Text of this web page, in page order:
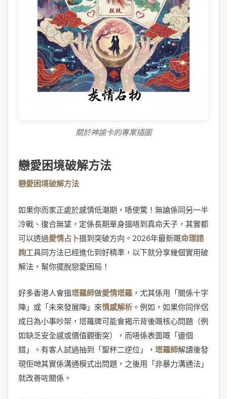
關於神諭卡的專業插圖
戀愛困境破解方法
戀愛困境破解方法
如果你而家正處於感情低潮期，唔使驚！無論係同另一半
冷戰、復合無望，定係長期單身搵唔到真命天子，其實都
可以透過愛情占卜搵到突破方向。2026年最新嘅命理諮
詢工具同方法已經進化到好精準，以下就分享幾個實用破
解法，幫你擺脫戀愛困局！
好多香港人會搵塔羅師做愛情塔羅 ，尤其係用「關係十字
陣」或「未來發展陣」來情感解析 。例如，如果你同伴侶
成日為小事吵架，塔羅牌可能會揭示背後嘅核心問題（例
如缺乏安全感或價值觀衝突），而唔係表面嘅「邊個
錯」。有客人試過抽到「聖杯二逆位」， 塔羅師解讀後發
現佢哋其實係溝通模式出問題，之後用「非暴力溝通法」
就改善咗關係。